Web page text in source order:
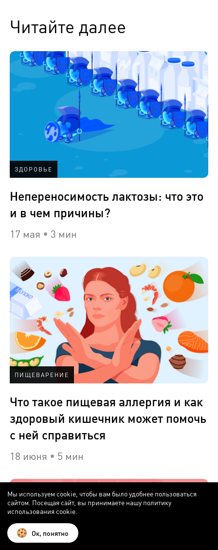
Читайте далее
ЗДОРОВЬЕ
Непереносимость лактозы: что это
и в чем причины?
17 мая 3 мин
ПИЩЕВАРЕНИЕ
Что такое пищевая аллергия и как
здоровый кишечник может помочь
с ней справиться
18 июня 5 мин
Мы используем cookie, чтобы вам было удобнее пользоваться
сайтом. Посещая сайт, вы принимаете нашу политику
использования cookie.
Ок, понятно